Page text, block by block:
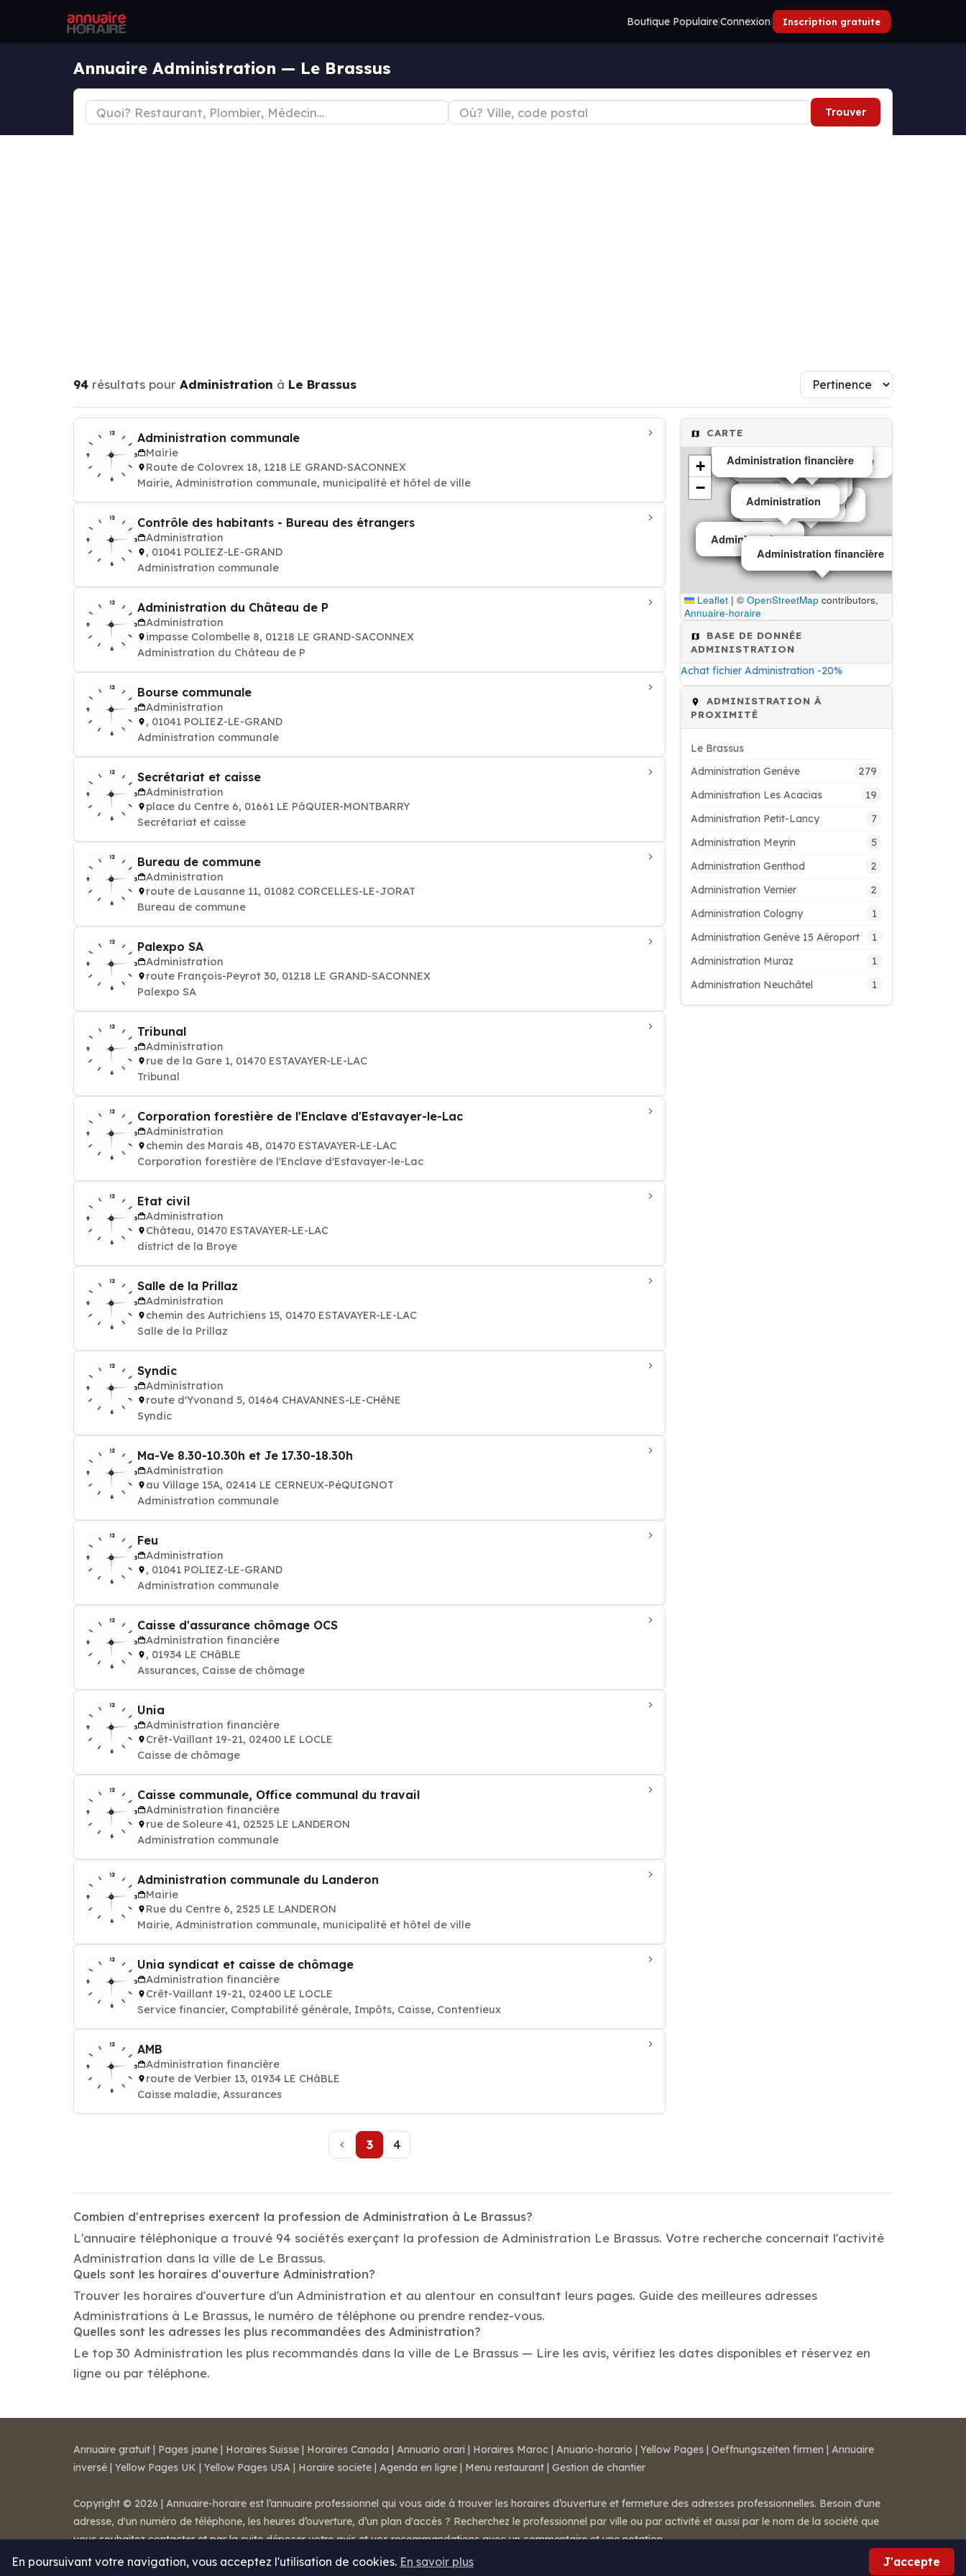
Boutique Populaire|Connexion| Inscription gratuite |
Annuaire Administration — Le Brassus
Trouver
94 résultats pour Administration à Le Brassus
Administration communale
Mairie
Route de Colovrex 18, 1218 LE GRAND-SACONNEX
Mairie, Administration communale, municipalité et hôtel de ville
Contrôle des habitants - Bureau des étrangers
Administration
, 01041 POLIEZ-LE-GRAND
Administration communale
Administration du Château de P
Administration
impasse Colombelle 8, 01218 LE GRAND-SACONNEX
Administration du Château de P
Bourse communale
Administration
, 01041 POLIEZ-LE-GRAND
Administration communale
Secrétariat et caisse
Administration
place du Centre 6, 01661 LE PâQUIER-MONTBARRY
Secrétariat et caisse
Bureau de commune
Administration
route de Lausanne 11, 01082 CORCELLES-LE-JORAT
Bureau de commune
Palexpo SA
Administration
route François-Peyrot 30, 01218 LE GRAND-SACONNEX
Palexpo SA
Tribunal
Administration
rue de la Gare 1, 01470 ESTAVAYER-LE-LAC
Tribunal
Corporation forestière de l'Enclave d'Estavayer-le-Lac
Administration
chemin des Marais 4B, 01470 ESTAVAYER-LE-LAC
Corporation forestière de l'Enclave d'Estavayer-le-Lac
Etat civil
Administration
Château, 01470 ESTAVAYER-LE-LAC
district de la Broye
Salle de la Prillaz
Administration
chemin des Autrichiens 15, 01470 ESTAVAYER-LE-LAC
Salle de la Prillaz
Syndic
Administration
route d'Yvonand 5, 01464 CHAVANNES-LE-CHêNE
Syndic
Ma-Ve 8.30-10.30h et Je 17.30-18.30h
Administration
au Village 15A, 02414 LE CERNEUX-PéQUIGNOT
Administration communale
Feu
Administration
, 01041 POLIEZ-LE-GRAND
Administration communale
Caisse d'assurance chômage OCS
Administration financière
, 01934 LE CHâBLE
Assurances, Caisse de chômage
Unia
Administration financière
Crêt-Vaillant 19-21, 02400 LE LOCLE
Caisse de chômage
Caisse communale, Office communal du travail
Administration financière
rue de Soleure 41, 02525 LE LANDERON
Administration communale
Administration communale du Landeron
Mairie
Rue du Centre 6, 2525 LE LANDERON
Mairie, Administration communale, municipalité et hôtel de ville
Unia syndicat et caisse de chômage
Administration financière
Crêt-Vaillant 19-21, 02400 LE LOCLE
Service financier, Comptabilité générale, Impôts, Caisse, Contentieux
AMB
Administration financière
route de Verbier 13, 01934 LE CHâBLE
Caisse maladie, Assurances
3 4
CARTE
Mairie
Administration
Administration
Administration
Administration
Administration
Administration
Administration
Administration
Administration
Administration
Administration
Administration
Administration
Administration financière
Administration financière
Administration financière
Mairie
Administration financière
Administration financière
+
−
Leaflet | © OpenStreetMap contributors,
Annuaire-horaire
BASE DE DONNÉE
ADMINISTRATION
Achat fichier Administration -20%
ADMINISTRATION À
PROXIMITÉ
Le Brassus
Administration Genève
279
Administration Les Acacias 19
Administration Petit-Lancy 7
Administration Meyrin 5
Administration Genthod 2
Administration Vernier 2
Administration Cologny 1
Administration Genève 15 Aéroport 1
Administration Muraz 1
Administration Neuchâtel 1
Combien d'entreprises exercent la profession de Administration à Le Brassus?
L'annuaire téléphonique a trouvé 94 sociétés exerçant la profession de Administration Le Brassus. Votre recherche concernait l'activité
Administration dans la ville de Le Brassus.
Quels sont les horaires d'ouverture Administration?
Trouver les horaires d'ouverture d'un Administration et au alentour en consultant leurs pages. Guide des meilleures adresses
Administrations à Le Brassus, le numéro de téléphone ou prendre rendez-vous.
Quelles sont les adresses les plus recommandées des Administration?
Le top 30 Administration les plus recommandés dans la ville de Le Brassus — Lire les avis, vérifiez les dates disponibles et réservez en
ligne ou par téléphone.
En poursuivant votre navigation, vous acceptez l'utilisation de cookies. En savoir plus J'accepte
Annuaire gratuit | Pages jaune | Horaires Suisse | Horaires Canada | Annuario orari | Horaires Maroc | Anuario-horario | Yellow Pages | Oeffnungszeiten firmen | Annuaire
inversé | Yellow Pages UK | Yellow Pages USA | Horaire societe | Agenda en ligne | Menu restaurant | Gestion de chantier
Copyright © 2026 | Annuaire-horaire est l’annuaire professionnel qui vous aide à trouver les horaires d’ouverture et fermeture des adresses professionnelles. Besoin d'une
adresse, d'un numéro de téléphone, les heures d’ouverture, d’un plan d'accès ? Recherchez le professionnel par ville ou par activité et aussi par le nom de la société que
vous souhaitez contacter et par la suite déposer votre avis et vos recommandations avec un commentaire et une notation.
Mentions légales-Conditions de ventes- Contact